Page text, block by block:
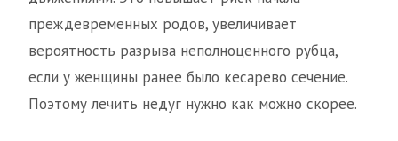
преждевременных родов, увеличивает
вероятность разрыва неполноценного рубца,
если у женщины ранее было кесарево сечение.
Поэтому лечить недуг нужно как можно скорее.